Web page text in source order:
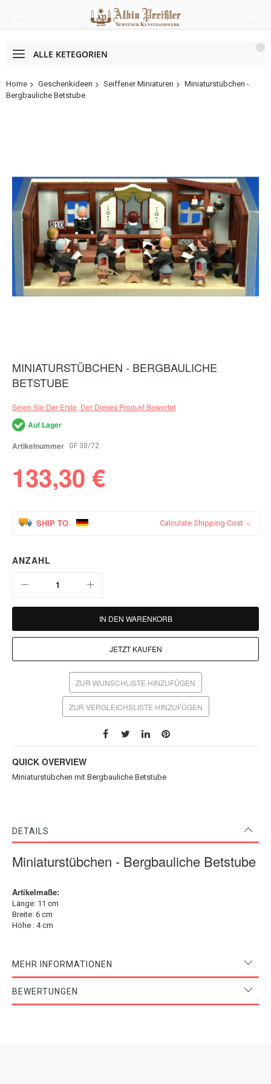
ALLE KETEGORIEN
Home Geschenkideen Seiffener Miniaturen
Miniaturstübchen -
Bergbauliche Betstube
Zum
Anfang
der
springen
MINIATURSTÜBCHEN - BERGBAULICHE
BETSTUBE
Seien Sie Der Erste, Der Dieses Produkt Bewertet
Auf Lager
Artikelnummer
GF 30/72
133,30 €
SHIP TO Calculate Shipping Cost
ANZAHL
IN DEN WARENKORB
JETZT KAUFEN
ZUR WUNSCHLISTE HINZUFÜGEN
ZUR VERGLEICHSLISTE HINZUFÜGEN
QUICK OVERVIEW
Miniaturstübchen mit Bergbauliche Betstube
DETAILS
Miniaturstübchen - Bergbauliche Betstube
Artikelmaße:
Länge: 11 cm
Breite: 6 cm
Höhe : 4 cm
MEHR INFORMATIONEN
BEWERTUNGEN